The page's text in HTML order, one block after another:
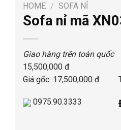
HOME / SOFA NỈ
Sofa nỉ mã
Giao hàng trên toàn quốc
15,500,000 đ
Giá gốc: 17,500,000 đ
0975.90.3333